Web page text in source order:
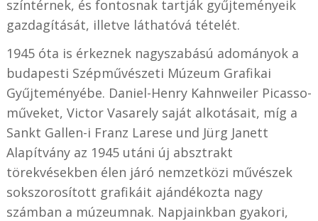
színtérnek, és fontosnak tartják gyűjteményeik
gazdagítását, illetve láthatóvá tételét.
1945 óta is érkeznek nagyszabású adományok a
budapesti Szépművészeti Múzeum Grafikai
Gyűjteményébe. Daniel-Henry Kahnweiler Picasso-
műveket, Victor Vasarely saját alkotásait, míg a
Sankt Gallen-i Franz Larese und Jürg Janett
Alapítvány az 1945 utáni új absztrakt
törekvésekben élen járó nemzetközi művészek
sokszorosított grafikáit ajándékozta nagy
számban a múzeumnak. Napjainkban gyakori,